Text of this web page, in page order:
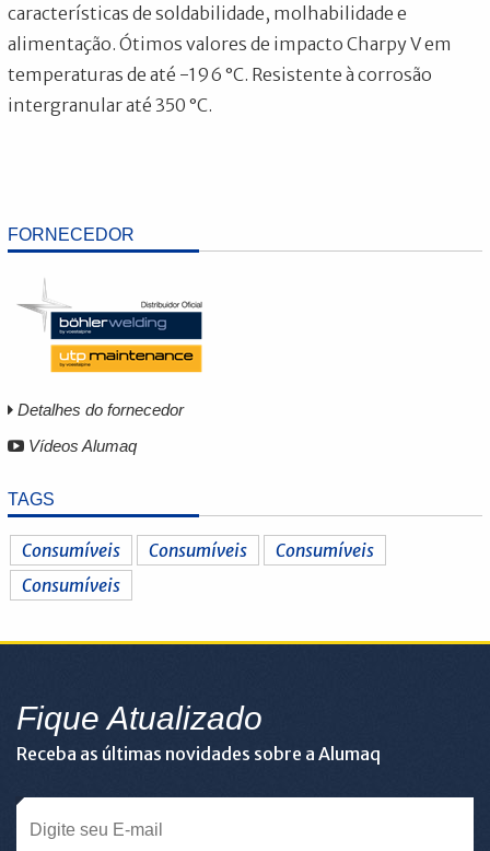
FORNECEDOR
Detalhes do fornecedor
Vídeos Alumaq
TAGS
Consumíveis Consumíveis
Consumíveis
Consumíveis
características de soldabilidade, molhabilidade e
alimentação. Ótimos valores de impacto Charpy V em
temperaturas de até -196 °C. Resistente à corrosão
intergranular até 350 °C.
Fique Atualizado
Receba as últimas novidades sobre a Alumaq